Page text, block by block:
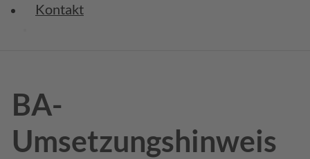
Kontakt
BA-
Umsetzungshinweis